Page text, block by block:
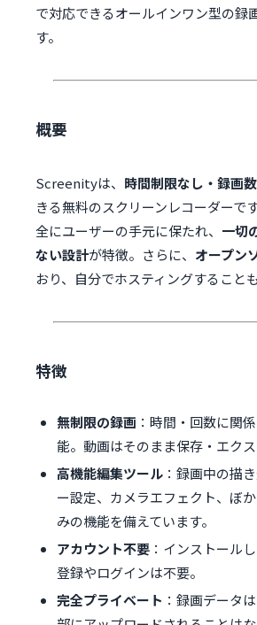
で対応できるオールインワン型の録
す。
概要
Screenityは、 時間制限なし・録画
きる無料のスクリーンレコーダーで
全にユーザーの手元に保たれ、 一切
ない設計が特徴。さらに、 オープン
おり、自分でホスティングすること
特徴
無制限の録画 ：時間・回数に関
能。動画はそのまま保存・エクス
高機能編集ツール ：録画中の描
ー設定、カメラエフェクト、ぼ
みの機能を備えています。
アカウント不要 ：インストール
登録やログインは不要。
完全プライベート ：録画データ